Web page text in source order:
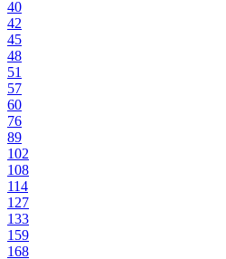
40
42
45
48
51
57
60
76
89
102
108
114
127
133
159
168